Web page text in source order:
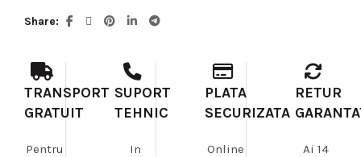
Share
TRANSPORT
GRATUIT
Pentru
SUPORT
TEHNIC
In
PLATA
SECURIZATA
Online
RETUR
Ai 14